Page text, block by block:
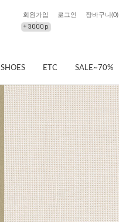
회원가입 로그인 장바구니(0)
SHOES ETC SALE~70%